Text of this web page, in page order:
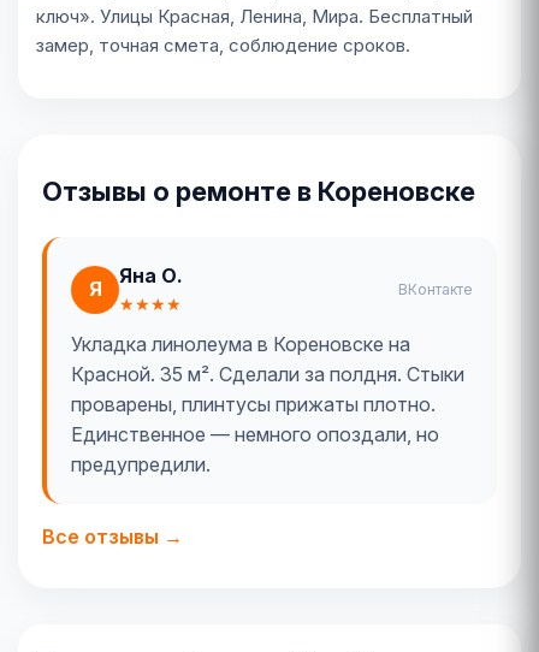
ключ». Улицы Красная, Ленина, Мира. Бесплатный
замер, точная смета, соблюдение сроков.
Отзывы о ремонте в Кореновске
Я
Яна О.
★★★★
ВКонтакте
Укладка линолеума в Кореновске на
Красной. 35 м². Сделали за полдня. Стыки
проварены, плинтусы прижаты плотно.
Единственное — немного опоздали, но
предупредили.
Все отзывы →